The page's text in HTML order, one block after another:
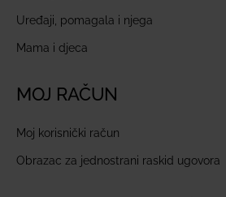
Uređaji, pomagala i njega
Mama i djeca
MOJ RAČUN
Moj korisnički račun
Obrazac za jednostrani raskid ugovora